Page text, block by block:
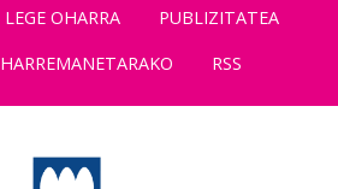
LEGE OHARRA
PUBLIZITATEA
HARREMANETARAKO RSS